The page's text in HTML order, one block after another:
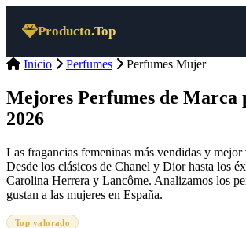
Producto.Top
Inicio Perfumes Perfumes Mujer
Mejores Perfumes de
2026
Las fragancias femeninas más vendidas y mejor
Desde los clásicos de Chanel y Dior hasta los
Carolina Herrera y Lancôme. Analizamos los
gustan a las mujeres en España.
Top valorado